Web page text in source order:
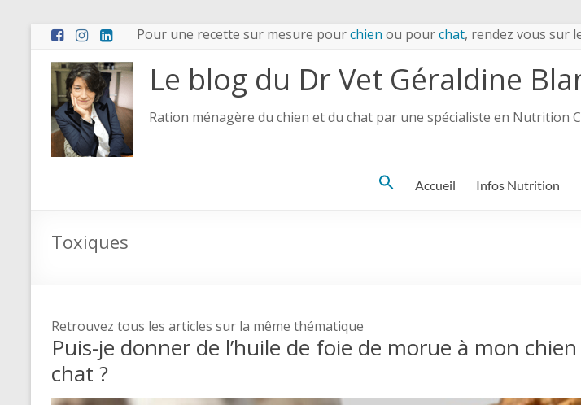
Pour une recette sur mesure pourchien ou pourchat, rendez vous sur
Le blog du Dr Vet Géraldine
Ration ménagère du chien et du chat par une spécialiste en Nutrition
Search Accueil Infos Nutrition
Toxiques
Retrouvez tous les articles sur la même thématique
Puis-je donner de l’huile de foie de morue à mon
chat ?